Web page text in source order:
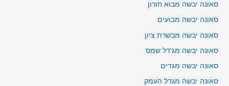
סאונה יבשה מבוא חורון
סאונה יבשה מבועים
סאונה יבשה מבשרת ציון
סאונה יבשה מג'דל שמס
סאונה יבשה מגדים
סאונה יבשה מגדל העמק